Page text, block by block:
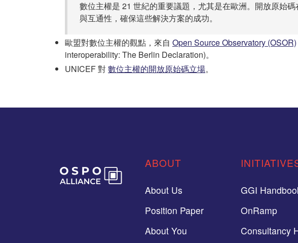
數位主權是 21 世紀的重要議題，尤其是在歐洲。開放原始
與互通性，確保這些解決方案的成功。
歐盟對數位主權的觀點，來自 Open Source Observatory (OSOR)
interoperability: The Berlin Declaration)。
UNICEF 對數位主權的開放原始碼立場。
ABOUT
About Us
Position Paper
About You
GGI
OnRamp
Consultancy